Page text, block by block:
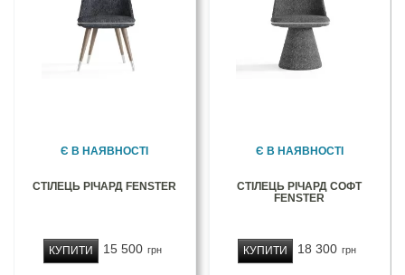
Є В НАЯВНОСТІ
СТІЛЕЦЬ РІЧАРД FENSTER
15 500 грн
КУПИТИ
Є В НАЯВНОСТІ
СТІЛЕЦЬ РІЧАРД СОФТ
FENSTER
18 300 грн
КУПИТИ